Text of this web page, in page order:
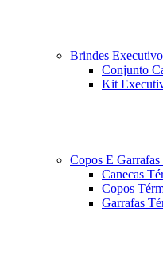
Brindes
Conjunto
Kit
Copos E Garrafas
Canecas
Copos
Garrafas